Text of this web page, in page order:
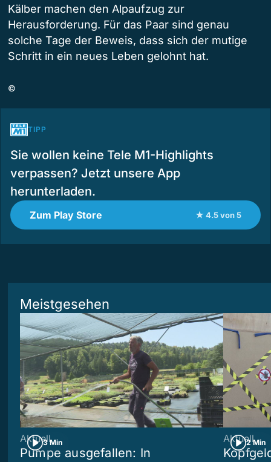
Kälber machen den Alpaufzug zur
Herausforderung. Für das Paar sind genau
solche Tage der Beweis, dass sich der mutige
Schritt in ein neues Leben gelohnt hat.
©
TIPP
Sie wollen keine Tele M1-Highlights
verpassen? Jetzt unsere App
herunterladen.
Zum Play Store ★ 4.5 von 5
Meistgesehen
3 Min
Aktuell
Pumpe ausgefallen: In
2 Min
Aktuell